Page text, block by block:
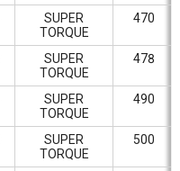
SUPER
TORQUE
470
SUPER
TORQUE
478
SUPER
TORQUE
490
SUPER
TORQUE
500